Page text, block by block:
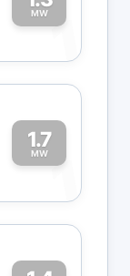
MW1
1.7
MW1